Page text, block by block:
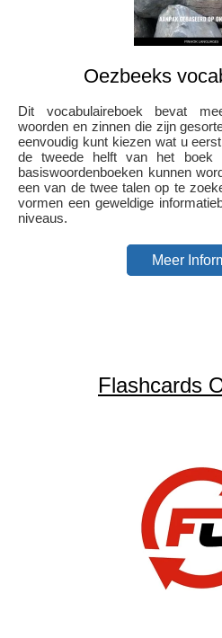
Oezbeeks
Dit vocabulaireboek bevat
woorden en zinnen die zijn
eenvoudig kunt kiezen wat u
de tweede helft van het boek
basiswoordenboeken kunnen
een van de twee talen op te
vormen een geweldige
niveaus.
Meer
Flashcards